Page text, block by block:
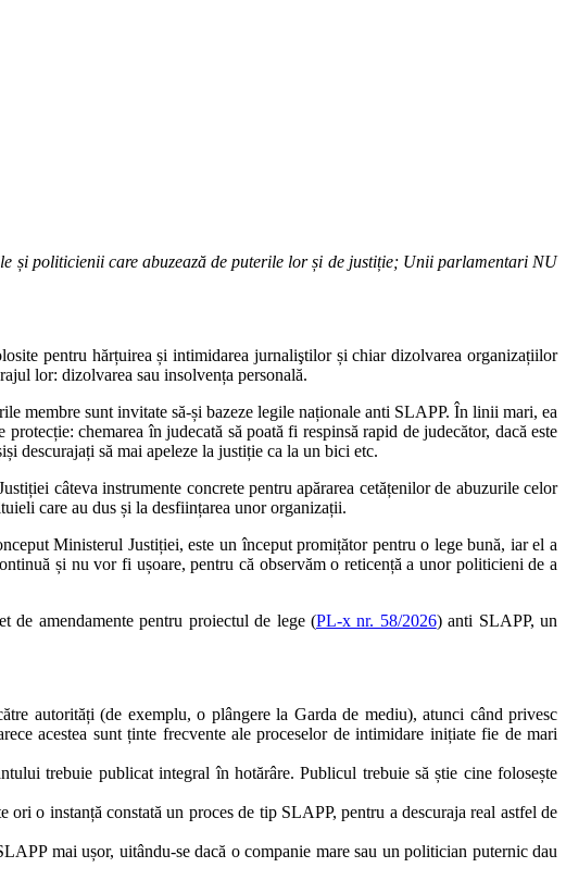
și politicienii care abuzează de puterile lor și de justiție; Unii parlamentari NU
pentru hărțuirea și intimidarea jurnaliştilor și chiar dizolvarea organizațiilor
lor: dizolvarea sau insolvența personală.
membre sunt invitate să-și bazeze legile naționale anti SLAPP. În linii mari, ea
chemarea în judecată să poată fi respinsă rapid de judecător, dacă este
descurajați să mai apeleze la justiție ca la un bici etc.
câteva instrumente concrete pentru apărarea cetățenilor de abuzurile celor
care au dus și la desființarea unor organizații.
Ministerul Justiției, este un început promițător pentru o lege bună, iar el a
și nu vor fi ușoare, pentru că observăm o reticență a unor politicieni de a
amendamente pentru proiectul de lege (PL-x nr. 58/2026) anti SLAPP, un
autorități (de exemplu, o plângere la Garda de mediu), atunci când privesc
acestea sunt ținte frecvente ale proceselor de intimidare inițiate fie de mari
trebuie publicat integral în hotărâre. Publicul trebuie să știe cine folosește
o instanță constată un proces de tip SLAPP, pentru a descuraja real astfel de
mai ușor, uitându-se dacă o companie mare sau un politician puternic dau